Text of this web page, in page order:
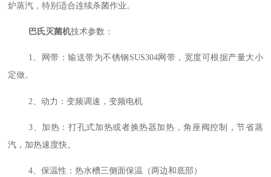
炉蒸汽，特别适合连续杀菌作业。
巴氏灭菌机技术参数：
1、网带：输送带为不锈钢SUS304网带，宽度可根据产量大小
定做。
2、动力：变频调速，变频电机
3、加热：打孔式加热或者换热器加热，角座阀控制，节省蒸
汽，加热速度快。
4、保温性：热水槽三侧面保温（两边和底部）